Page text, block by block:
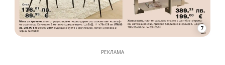
7
РЕКЛАМА